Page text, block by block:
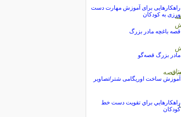
راهکارهایی برای آموزش مهارت دست
ورزی به کودکان
قصه باغچه مادر بزرگ
مادر بزرگ قصه‌گو
آموزش ساخت اوریگامی شتر/تصاویر
راهکارهايي براي تقويت دست خط
کودکان